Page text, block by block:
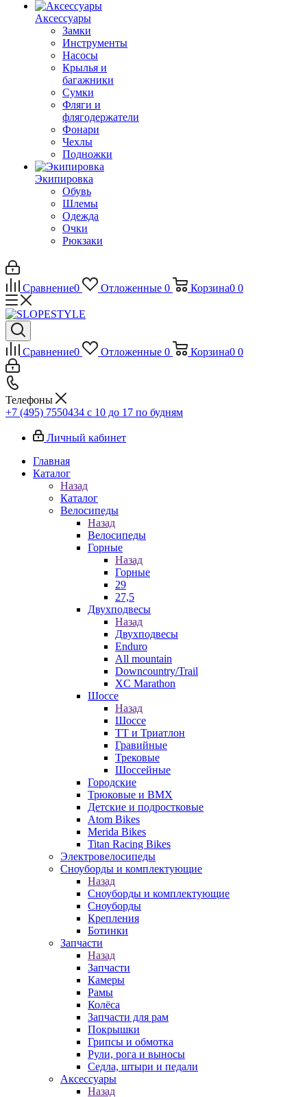
Аксессуары
Замки
Инструменты
Насосы
Крылья и
багажники
Сумки
Фляги и
флягодержатели
Фонари
Чехлы
Подножки
Экипировка
Обувь
Шлемы
Одежда
Очки
Рюкзаки
Сравнение0 Отложенные 0 Корзина0 0
Сравнение0 Отложенные 0 Корзина0 0
Телефоны
+7 (495) 7550434 с 10 до 17 по будням
Личный кабинет
Главная
Каталог
Назад
Каталог
Велосипеды
Назад
Велосипеды
Горные
Назад
Горные
29
27,5
Двухподвесы
Назад
Двухподвесы
Enduro
All mountain
Downcountry/Trail
XC Marathon
Шоссе
Назад
Шоссе
ТТ и Триатлон
Гравийные
Трековые
Шоссейные
Городские
Трюковые и BMX
Детские и подростковые
Atom Bikes
Merida Bikes
Titan Racing Bikes
Электровелосипеды
Cноуборды и комплектующие
Назад
Cноуборды и комплектующие
Сноуборды
Крепления
Ботинки
Запчасти
Назад
Запчасти
Камеры
Рамы
Колёса
Запчасти для рам
Покрышки
Грипсы и обмотка
Рули, рога и выносы
Седла, штыри и педали
Аксессуары
Назад